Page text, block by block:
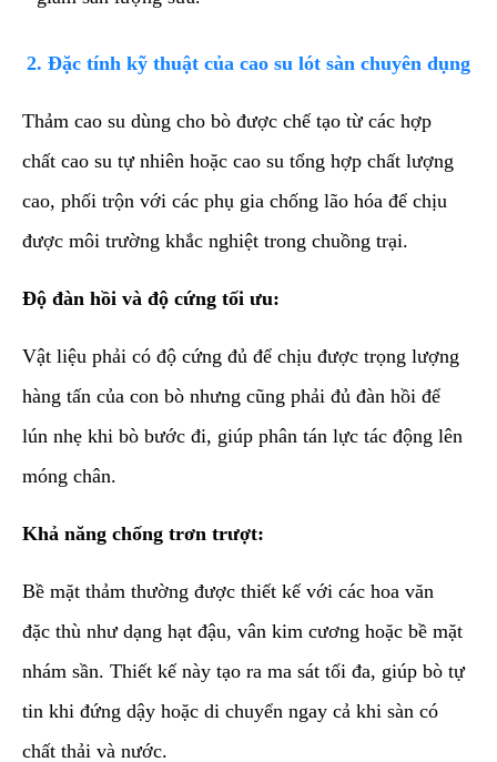
​2. Đặc tính kỹ thuật của cao su lót sàn chuyên dụng
​Thảm cao su dùng cho bò được chế tạo từ các hợp
chất cao su tự nhiên hoặc cao su tổng hợp chất lượng
cao, phối trộn với các phụ gia chống lão hóa để chịu
được môi trường khắc nghiệt trong chuồng trại.
Độ đàn hồi và độ cứng tối ưu:
Vật liệu phải có độ cứng đủ để chịu được trọng lượng
hàng tấn của con bò nhưng cũng phải đủ đàn hồi để
lún nhẹ khi bò bước đi, giúp phân tán lực tác động lên
móng chân.
Khả năng chống trơn trượt:
Bề mặt thảm thường được thiết kế với các hoa văn
đặc thù như dạng hạt đậu, vân kim cương hoặc bề mặt
nhám sần. Thiết kế này tạo ra ma sát tối đa, giúp bò tự
tin khi đứng dậy hoặc di chuyển ngay cả khi sàn có
chất thải và nước.